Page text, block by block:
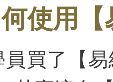
使用
員買了【